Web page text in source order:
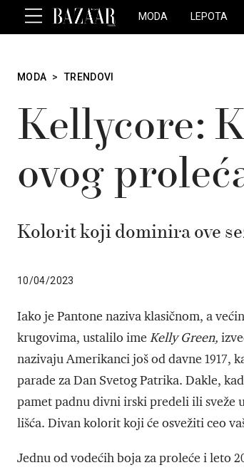
MODA LEPOTA
MODA > TRENDOVI
Kellycore:
ovog
Kolorit koji dominira ove
10/04/2023
Iako je Pantone naziva klasičnom, a
krugovima, ustalilo ime Kelly Green,
nazivaju Amerikanci još od davne 1917,
parade za Dan Svetog Patrika. Dakle,
pamet padnu divni irski predeli ili sveže
lišća. Divan kolorit koji će osvežiti ceo
Jednu od vodećih boja za proleće i leto